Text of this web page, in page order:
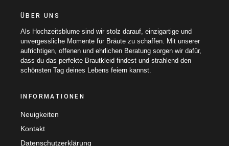
ÜBER UNS
Als Hochzeitsblume sind wir stolz darauf, einzigartige und
unvergessliche Momente für Bräute zu schaffen. Mit unserer
aufrichtigen, offenen und ehrlichen Beratung sorgen wir dafür,
dass du das perfekte Brautkleid findest und strahlend den
schönsten Tag deines Lebens feiern kannst.
INFORMATIONEN
Neuigkeiten
Kontakt
Datenschutzerklärung